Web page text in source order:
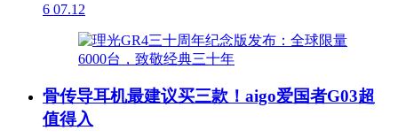
6 07.12
骨传导耳机最建议买三款！aigo爱国者G03超
值得入